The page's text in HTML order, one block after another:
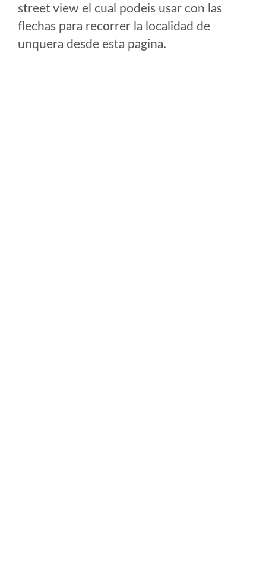
street view el cual podeis usar con las
flechas para recorrer la localidad de
unquera desde esta pagina.